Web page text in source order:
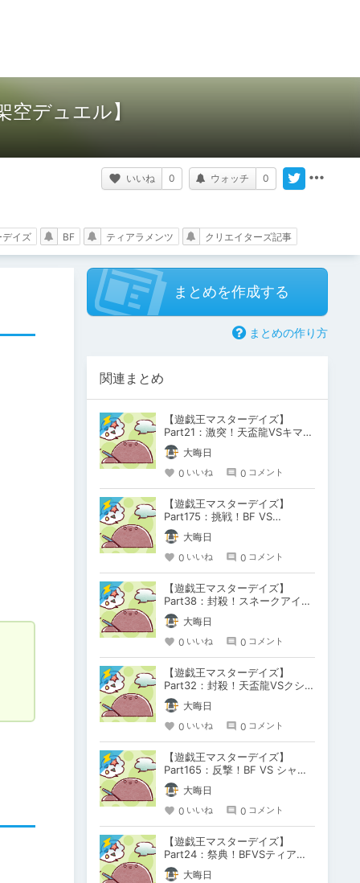
デュエル】
いいね 0 ウォッチ 0
デイズ BF ティアラメンツ クリエイターズ記事
まとめを作成する
まとめの作り方
関連まとめ
【遊戯王マスターデイズ】
Part21：激突！天盃龍VSキマイ
ラ【架空デュエル】
大晦日
0 いいね 0 コメント
【遊戯王マスターデイズ】
Part175：挑戦！BF VS
M∀LICE【架空デュエル】
大晦日
0 いいね 0 コメント
【遊戯王マスターデイズ】
Part38：封殺！スネークアイ
DVSキマイラ【架空デュエル】
大晦日
0 いいね 0 コメント
【遊戯王マスターデイズ】
Part32：封殺！天盃龍VSクシャ
トリラ【架空デュエル】
大晦日
0 いいね 0 コメント
【遊戯王マスターデイズ】
Part165：反撃！BF VS シャー
ク【架空デュエル】
大晦日
0 いいね 0 コメント
【遊戯王マスターデイズ】
Part24：祭典！BFVSティアラ
メンツ【架空デュエル】
大晦日